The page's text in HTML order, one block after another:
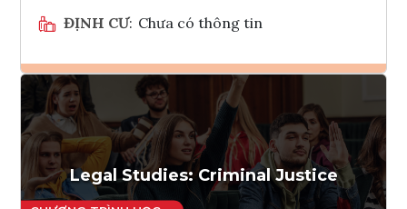
ĐỊNH CƯ: Chưa có thông tin
Ghi danh
Tham vấn Interlink
Legal Studies: Criminal Justice